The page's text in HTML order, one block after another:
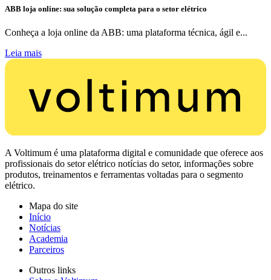
ABB loja online: sua solução completa para o setor elétrico
Conheça a loja online da ABB: uma plataforma técnica, ágil e...
Leia mais
A Voltimum é uma plataforma digital e comunidade que oferece aos
profissionais do setor elétrico notícias do setor, informações sobre
produtos, treinamentos e ferramentas voltadas para o segmento
elétrico.
Mapa do site
Início
Notícias
Academia
Parceiros
Outros links